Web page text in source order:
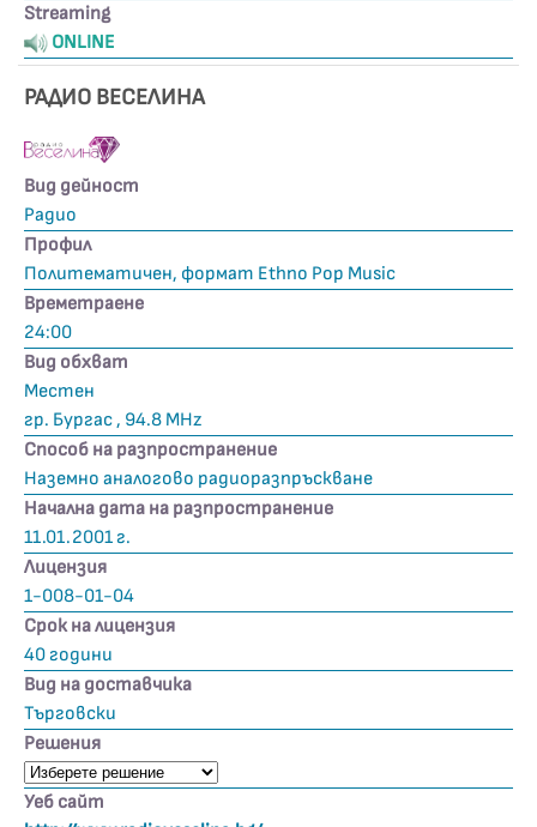
Streaming
ONLINE
РАДИО ВЕСЕЛИНА
Вид дейност
Радио
Профил
Политематичен, формат Ethno Pop Music
Времетраене
24:00
Вид обхват
Местен
гр. Бургас , 94.8 MHz
Способ на разпространение
Наземно аналогово радиоразпръскване
Начална дата на разпространение
11.01.2001 г.
Лицензия
1-008-01-04
Срок на лицензия
40 години
Вид на доставчика
Търговски
Решения
Уеб сайт